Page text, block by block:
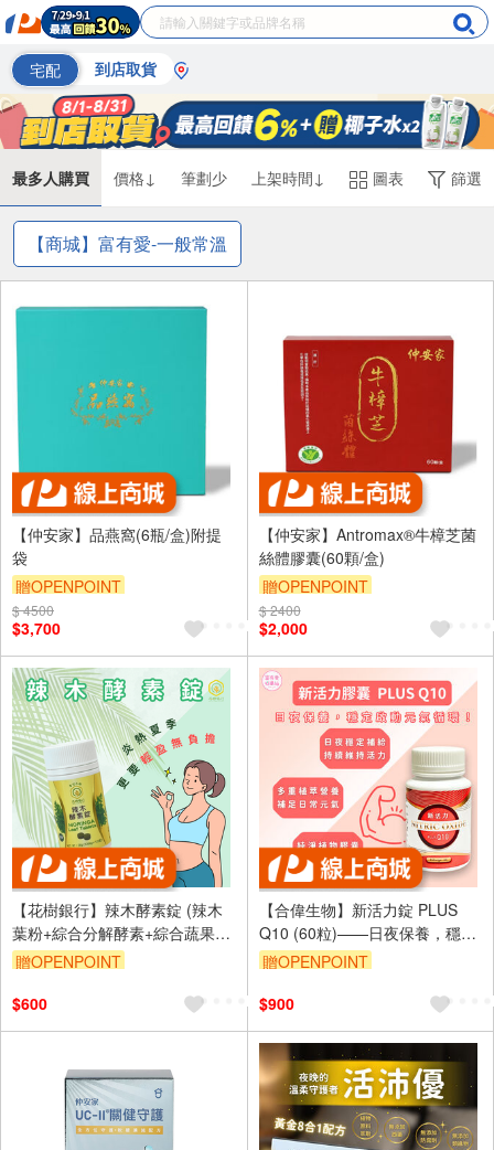
宅配 到店取貨
最多人購買 價格↓ 筆劃少 上架時間↓ 圖表 篩選
【商城】富有愛-一般常溫
【仲安家】品燕窩(6瓶/盒)附提
袋
贈OPENPOINT
$ 4500
$3,700
【仲安家】Antromax®牛樟芝菌
絲體膠囊(60顆/盒)
贈OPENPOINT
$ 2400
$2,000
【花樹銀行】辣木酵素錠 (辣木
葉粉+綜合分解酵素+綜合蔬果酵
素粉)
贈OPENPOINT
$600
【合偉生物】新活力錠 PLUS
Q10 (60粒)——日夜保養，穩定
啟動元氣循環！
贈OPENPOINT
$900